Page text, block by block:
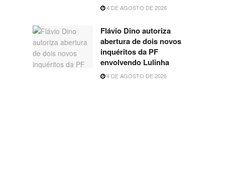
4 DE AGOSTO DE 2026
Flávio Dino autoriza
abertura de dois novos
inquéritos da PF
envolvendo Lulinha
4 DE AGOSTO DE 2026